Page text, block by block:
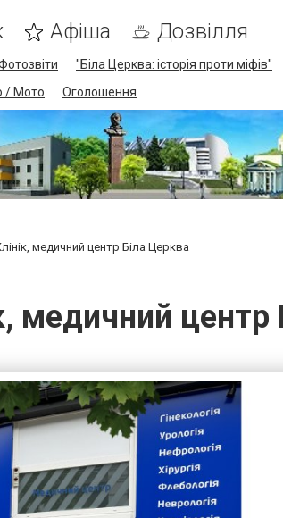
Афіша Дозвілля
"Біла Церква: історія проти міфів"
/ Мото Оголошення
медичний центр Біла Церква
медичний центр